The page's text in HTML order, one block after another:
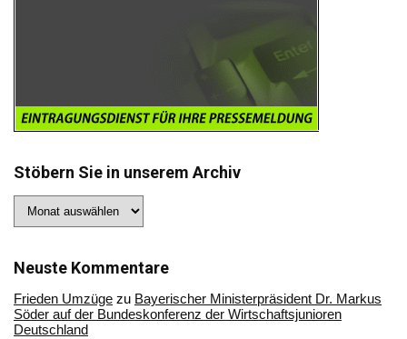
Stöbern Sie in unserem Archiv
Sie
Archiv
Neuste Kommentare
Frieden Umzüge zu Bayerischer Ministerpräsident Dr. Markus
Söder auf der Bundeskonferenz der Wirtschaftsjunioren
Deutschland